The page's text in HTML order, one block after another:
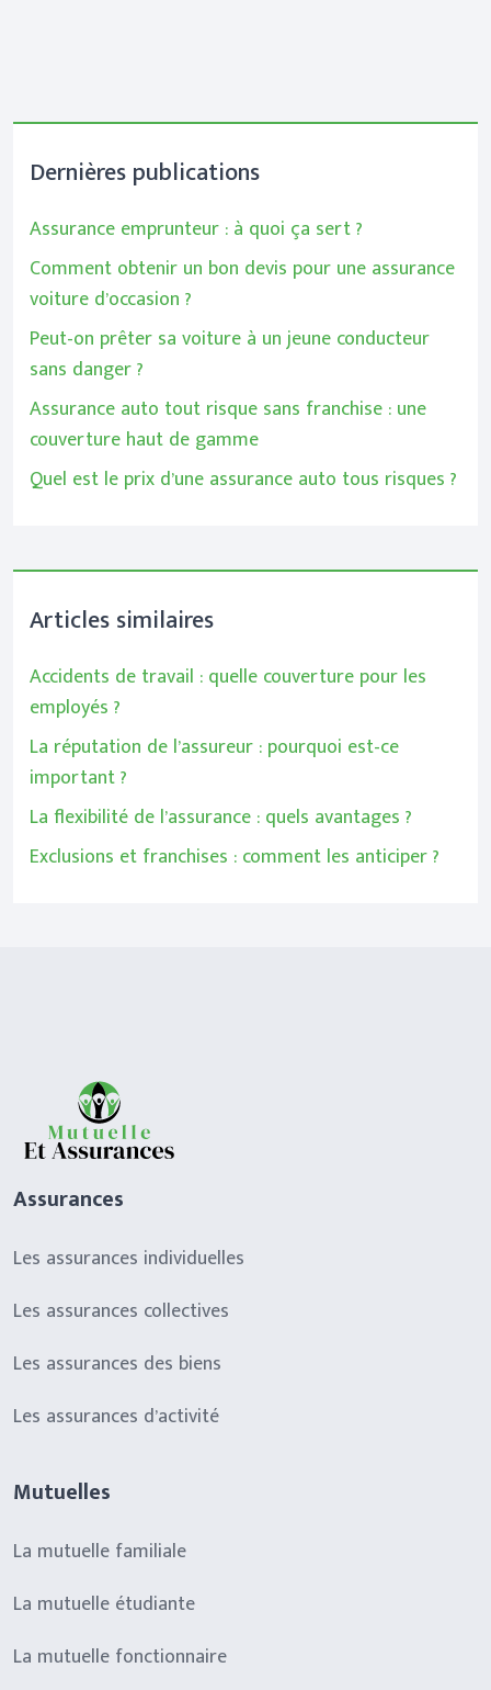
Dernières publications
Assurance emprunteur : à quoi ça sert ?
Comment obtenir un bon devis pour une assurance
voiture d’occasion ?
Peut-on prêter sa voiture à un jeune conducteur
sans danger ?
Assurance auto tout risque sans franchise : une
couverture haut de gamme
Quel est le prix d’une assurance auto tous risques ?
Articles similaires
Accidents de travail : quelle couverture pour les
employés ?
La réputation de l’assureur : pourquoi est-ce
important ?
La flexibilité de l’assurance : quels avantages ?
Exclusions et franchises : comment les anticiper ?
Assurances
Les assurances individuelles
Les assurances collectives
Les assurances des biens
Les assurances d’activité
Mutuelles
La mutuelle familiale
La mutuelle étudiante
La mutuelle fonctionnaire